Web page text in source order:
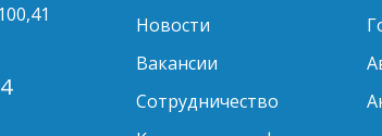
Новости
Вакансии
Сотрудничество